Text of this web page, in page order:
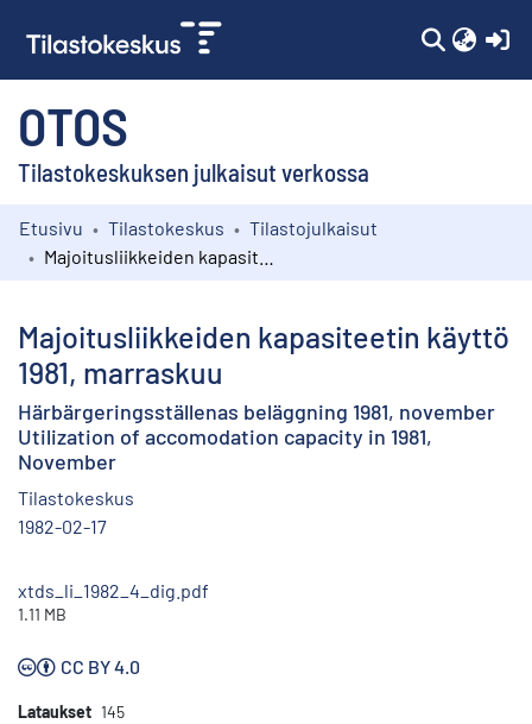
OTOS
Tilastokeskuksen julkaisut verkossa
Kokoelmat
Etusivu Tilastokeskus
Tilastojulkaisut
Majoitusliikkeiden kapasiteetin käyttö
1981, marraskuu
Härbärgeringsställenas beläggning 1981, november
Utilization of accomodation capacity in 1981,
November
Tilastokeskus
1982-02-17
xtds_li_1982_4_dig.pdf
1.11 MB
CC BY 4.0
Lataukset 145